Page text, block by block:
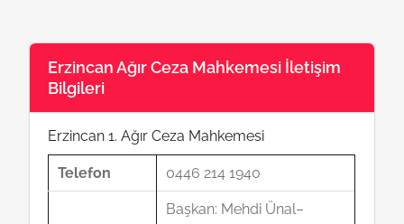
Erzincan Ağır Ceza Mahkemesi İletişim
Bilgileri
Erzincan 1. Ağır Ceza Mahkemesi
Telefon 0446 214 1940
Başkan: Mehdi Ünal–